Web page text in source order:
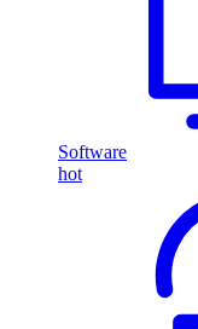
Software
hot